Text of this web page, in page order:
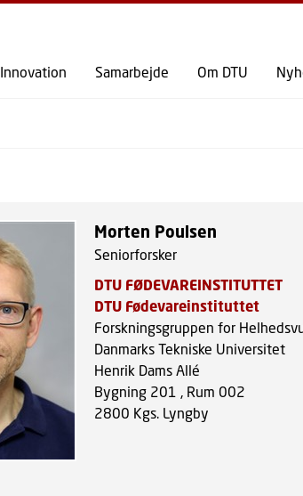
GÅ TIL PRIMÆRT INDHOLD (TRYK ENTER).
Innovation Samarbejde Om DTU
Morten Poulsen
Seniorforsker
DTU FØDEVAREINSTITUTTET
DTU Fødevareinstituttet
Forskningsgruppen for
Danmarks Tekniske Universitet
Henrik Dams Allé
Bygning 201 , Rum 002
2800 Kgs. Lyngby